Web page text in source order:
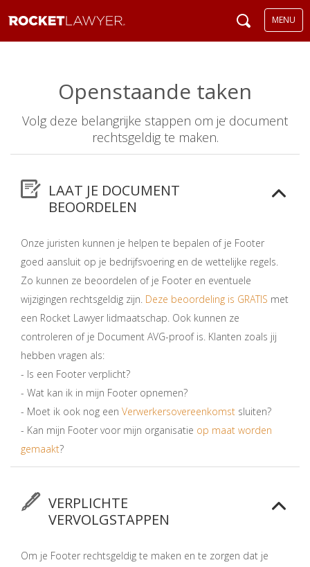
MENU
Openstaande taken
Volg deze belangrijke stappen om je document
rechtsgeldig te maken.
LAAT JE DOCUMENT
BEOORDELEN
Onze juristen kunnen je helpen te bepalen of je Footer
goed aansluit op je bedrijfsvoering en de wettelijke regels.
Zo kunnen ze beoordelen of je Footer en eventuele
wijzigingen rechtsgeldig zijn. Deze beoordeling is GRATIS met
een Rocket Lawyer lidmaatschap. Ook kunnen ze
controleren of je Document AVG-proof is. Klanten zoals jij
hebben vragen als:
- Is een Footer verplicht?
- Wat kan ik in mijn Footer opnemen?
- Moet ik ook nog een Verwerkersovereenkomst sluiten?
- Kan mijn Footer voor mijn organisatie op maat worden
gemaakt?
VERPLICHTE
VERVOLGSTAPPEN
Om je Footer rechtsgeldig te maken en te zorgen dat je